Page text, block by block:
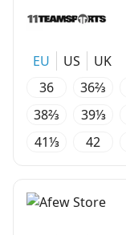
EU US
UK
36
36⅔
38⅔
39⅓
41⅓
42